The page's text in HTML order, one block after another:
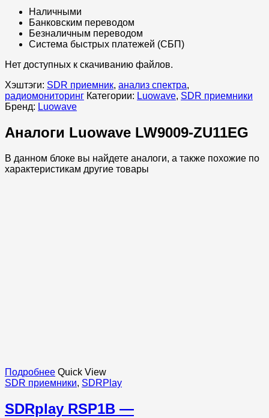
Наличными
Банковским переводом
Безналичным переводом
Система быстрых платежей (СБП)
Нет доступных к скачиванию файлов.
Хэштэги: SDR приемник, анализ спектра,
радиомониторинг Категории: Luowave, SDR приемники
Бренд: Luowave
Аналоги Luowave LW9009-ZU11EG
В данном блоке вы найдете аналоги, а также похожие по
характеристикам другие товары
Подробнее Quick View
SDR приемники, SDRPlay
SDRplay RSP1B —